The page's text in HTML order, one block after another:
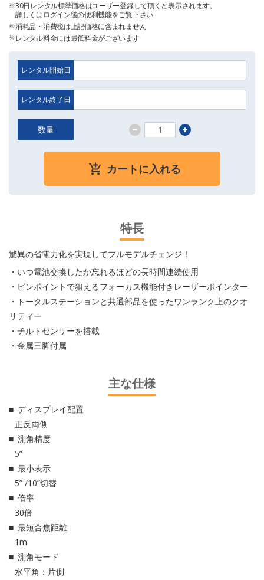
30日レンタル標準価格はユーザー登録して頂くと表示されます。
詳しくはログイン後の便利機能をご覧下さい
消耗品・消費税は上記価格に含まれません
レンタル料金には最低料金がございます
レンタル開始日
レンタル終了日
数量
カートに入れる
特長
驚異の省電力化を実現してフルモデルチェンジ！
・いつ電池交換したか忘れるほどの長時間連続使用
・ピンポイントで狙えるフォーカス機能付きレーザーポインター
・トータルステーションと共通部品を使ったワンランク上のクオ
リティー
・チルトセンサーを搭載
・金属三脚付属
主な仕様
ディスプレイ配置
正反両側
測角精度
5”
最小表示
5” /10”切替
倍率
30倍
最短合焦距離
1m
測角モード
水平角：片側